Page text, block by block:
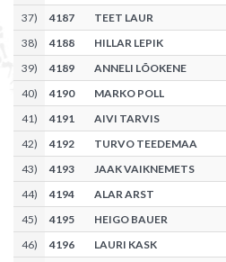
37) 4187 TEET LAUR
38) 4188 HILLAR LEPIK
39) 4189 ANNELI LÕOKENE
40) 4190 MARKO POLL
41) 4191 AIVI TARVIS
42) 4192 TURVO TEEDEMAA
43) 4193 JAAK VAIKNEMETS
44) 4194 ALAR ARST
45) 4195 HEIGO BAUER
46) 4196 LAURI KASK